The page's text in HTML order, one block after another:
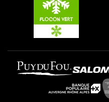
Plagne Aime 2000